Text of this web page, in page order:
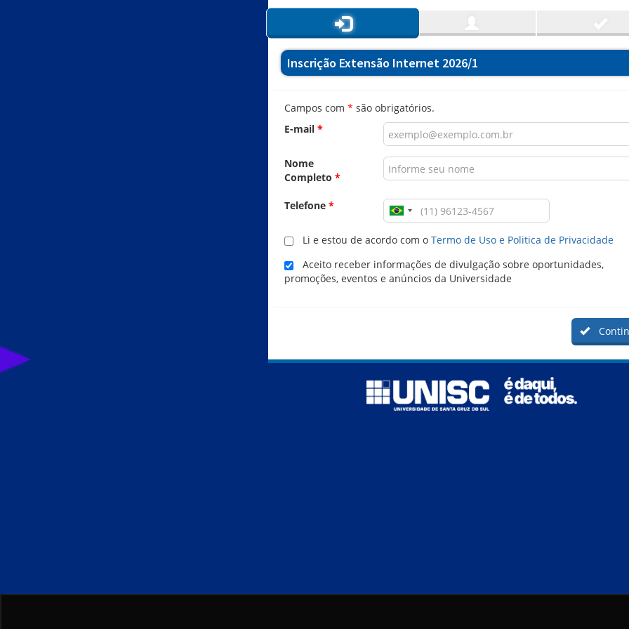
Inscrição Extensão Internet 2026/1
Campos com * são obrigatórios.
E-mail *
Nome
Completo *
Telefone *
Li e estou de acordo com o Termo de Uso e Politica de Privacidade
Aceito receber informações de divulgação sobre oportunidades,
promoções, eventos e anúncios da Universidade